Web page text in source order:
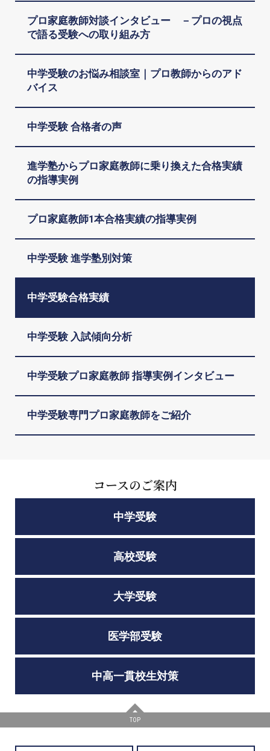
プロ家庭教師対談インタビュー －プロの視点
で語る受験への取り組み方
中学受験のお悩み相談室｜プロ教師からのアド
バイス
中学受験 合格者の声
進学塾からプロ家庭教師に乗り換えた合格実績
の指導実例
プロ家庭教師1本合格実績の指導実例
中学受験 進学塾別対策
中学受験合格実績
中学受験 入試傾向分析
中学受験プロ家庭教師 指導実例インタビュー
中学受験専門プロ家庭教師をご紹介
コースのご案内
中学受験
高校受験
大学受験
医学部受験
中高一貫校生対策
TOP